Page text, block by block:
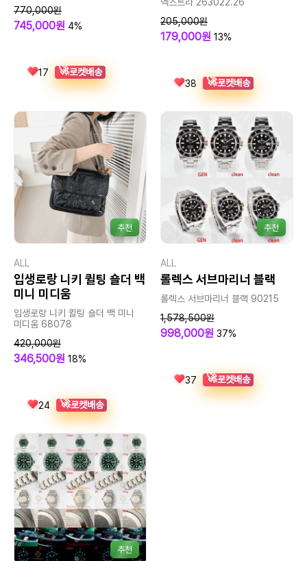
770,000원
745,000원 4%
17 🚀로켓배송
엑스트라 263022.26
205,000원
179,000원 13%
38 🚀로켓배송
추천
ALL
입생로랑 니키 퀼팅 숄더 백
미니 미디움
입생로랑 니키 퀼팅 숄더 백 미니
미디움 68078
420,000원
346,500원 18%
24 🚀로켓배송
추천
ALL
롤렉스 서브마리너 블랙
롤렉스 서브마리너 블랙 90215
1,578,500원
998,000원 37%
37 🚀로켓배송
추천